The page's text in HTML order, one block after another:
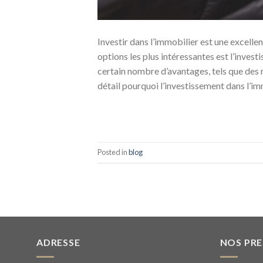
Investir dans l’immobilier est une
options les plus intéressantes est
certain nombre d’avantages, tels que
détail pourquoi l’investissement dans
Posted inblog
ADRESSE NOS